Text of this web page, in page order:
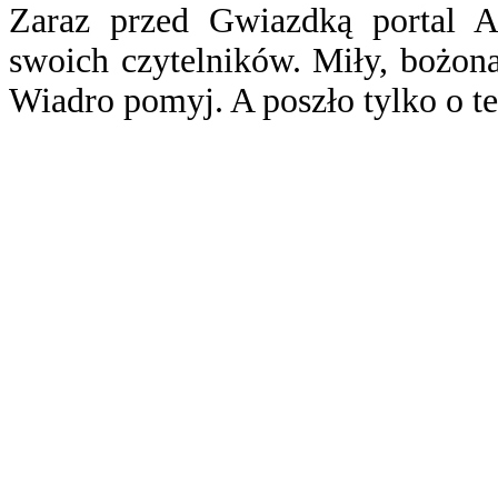
Zaraz przed Gwiazdką portal
swoich czytelników. Miły,
Wiadro pomyj. A poszło tylko o